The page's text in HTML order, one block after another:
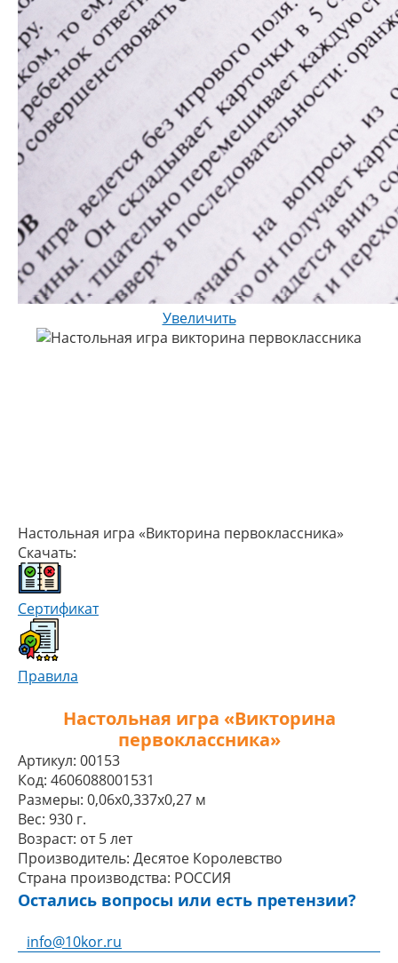
Увеличить
Настольная игра «Викторина первоклассника»
Скачать:
Сертификат
Правила
Настольная игра «Викторина
первоклассника»
Артикул: 00153
Код: 4606088001531
Размеры: 0,06x0,337x0,27 м
Вес: 930 г.
Возраст: от 5 лет
Производитель: Десятое Королевство
Страна производства: РОССИЯ
Остались вопросы или есть претензии?
info@10kor.ru